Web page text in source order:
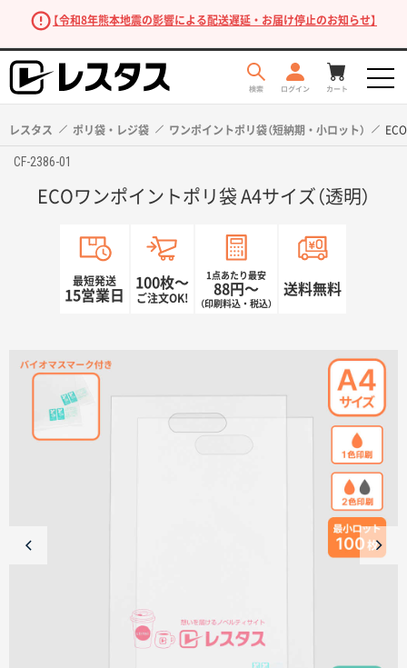
【令和8年熊本地震の影響による配送遅延・お届け停止のお知らせ】
目的・シーンから探す
レスタス ポリ袋・レジ袋 ワンポイントポリ袋（短納期・小ロット）
CF-2386-01
ECOワンポイントポリ袋 A4サイズ（透明）
最短発送
15営業日
100枚〜
ご注文OK!
1点あたり最安
88円〜
（印刷料込・税込）
送料無料